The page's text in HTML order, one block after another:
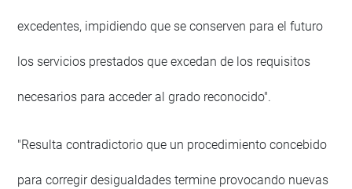
excedentes, impidiendo que se conserven para el futuro
los servicios prestados que excedan de los requisitos
necesarios para acceder al grado reconocido".
"Resulta contradictorio que un procedimiento concebido
para corregir desigualdades termine provocando nuevas